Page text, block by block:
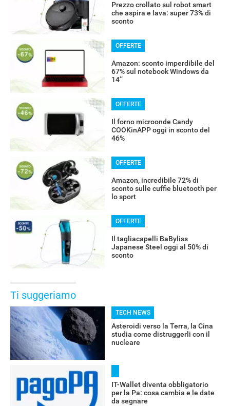
RECENSIONI
Prezzo crollato sul robot smart
che aspira e lava: super 73% di
sconto
OFFERTE
Amazon: sconto imperdibile del
67% sul notebook Windows da
14’’
OFFERTE
Il forno microonde Candy
COOKinAPP oggi in sconto del
46%
OFFERTE
Amazon, incredibile 72% di
sconto sulle cuffie bluetooth per
lo sport
OFFERTE
Il tagliacapelli BaByliss
Japanese Steel oggi al 50% di
sconto
Ti suggeriamo
TECH NEWS
Asteroidi verso la Terra, la Cina
studia come distruggerli con il
nucleare
IT-Wallet diventa obbligatorio
per la Pa: cosa cambia e le date
da segnare